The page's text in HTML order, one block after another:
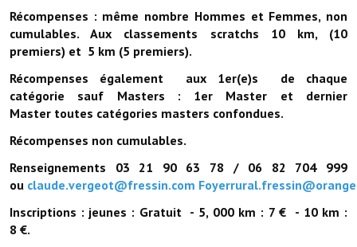
La troupe théâtrale de l'Avenir Fressinois
Les Amis du Patrimoine
L'association du château
Le foyer rural
Le club de l'amitié
Le comité des fêtes
Récompenses : même nombre Hommes et Femmes, non
cumulables. Aux classements scratchs 10 km, (10
premiers) et 5 km (5 premiers).
Récompenses également aux 1er(e)s de chaque
catégorie sauf Masters : 1er Master et dernier
Master toutes catégories masters confondues.
Récompenses non cumulables.
Renseignements 03 21 90 63 78 / 06 82 704 999
ou claude.vergeot@fressin.com
Inscriptions : jeunes : Gratuit - 5, 000 km : 7 € - 10 km :
8 €.